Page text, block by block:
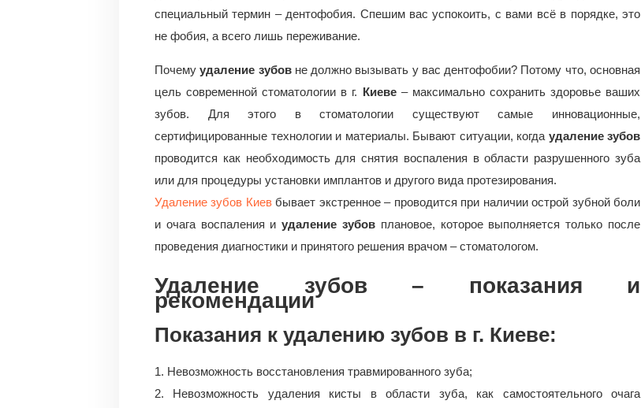
специальный термин – дентофобия. Спешим вас успокоить, с вами всё в порядке, это
не фобия, а всего лишь переживание.
Почемуудаление зубовне должно вызывать у вас дентофобии? Потому что, основная
цель современной стоматологии в г. Киеве– максимально сохранить здоровье ваших
зубов. Для этого в стоматологии существуют самые инновационные,
сертифицированные технологии и материалы. Бывают ситуации, когда удаление зубов
проводится как необходимость для снятия воспаления в области разрушенного зуба
или для процедуры установки имплантов и другого вида протезирования.
Удаление зубов Киевбывает экстренное – проводится при наличии острой зубной боли
и очага воспаления иудаление зубов плановое, которое выполняется только после
проведения диагностики и принятого решения врачом – стоматологом.
Удаление зубов – показания и
рекомендации
Показания к удалению зубов в г. Киеве:
1. Невозможность восстановления травмированного зуба;
2. Невозможность удаления кисты в области зуба, как самостоятельного очага